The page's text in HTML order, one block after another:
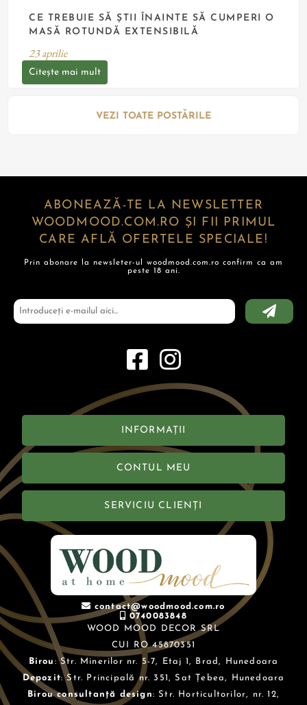
CE TREBUIE SĂ ȘTII ÎNAINTE SĂ CUMPERI O
MASĂ ROTUNDĂ EXTENSIBILĂ
23aprilie
Citește mai mult
VEZI TOATE POSTĂRILE
ABONEAZĂ-TE LA NEWSLETTER
WOODMOOD.COM.RO ȘI FII PRIMUL
CARE AFLĂ OFERTELE SPECIALE!
Prin abonare la newsleter-ul woodmood.com.ro confirm ca am
peste 18 ani.
INFORMAȚII
CONTUL MEU
SERVICIU CLIENȚI
contact@woodmood.com.ro
0740083848
WOOD MOOD DECOR SRL
CUI RO 45870351
Birou : Str. Minerilor nr. 5-7, Etaj 1, Brad, Hunedoara
Depozit: Str. Principală nr. 351, Sat Țebea, Hunedoara
Birou consultanță design: Str. Horticultorilor, nr. 12,